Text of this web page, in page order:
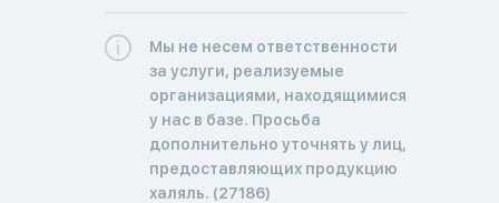
Мы не несем ответственности
за услуги, реализуемые
организациями, находящимися
у нас в базе. Просьба
дополнительно уточнять у лиц,
предоставляющих продукцию
халяль. (27186)